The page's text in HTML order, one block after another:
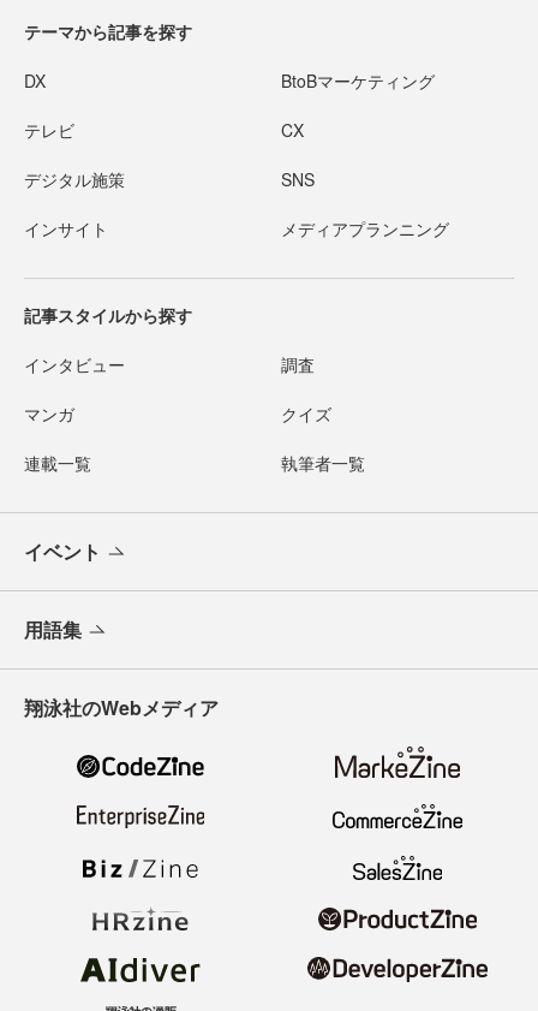
テーマから記事を探す
DX BtoBマーケティング
テレビ CX
デジタル施策 SNS
インサイト メディアプランニング
記事スタイルから探す
インタビュー 調査
マンガ クイズ
連載一覧 執筆者一覧
イベント
用語集
翔泳社のWebメディア